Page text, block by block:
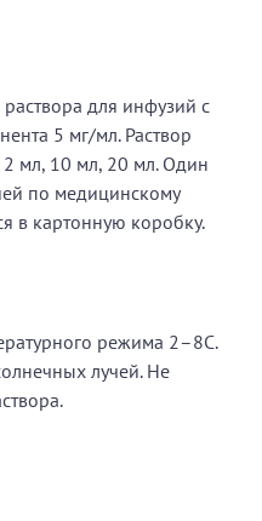
для инфузий с
5 мг/мл. Раствор
мл, 10 мл, 20 мл. Один
по медицинскому
в картонную коробку.
режима 2–8С.
лучей. Не